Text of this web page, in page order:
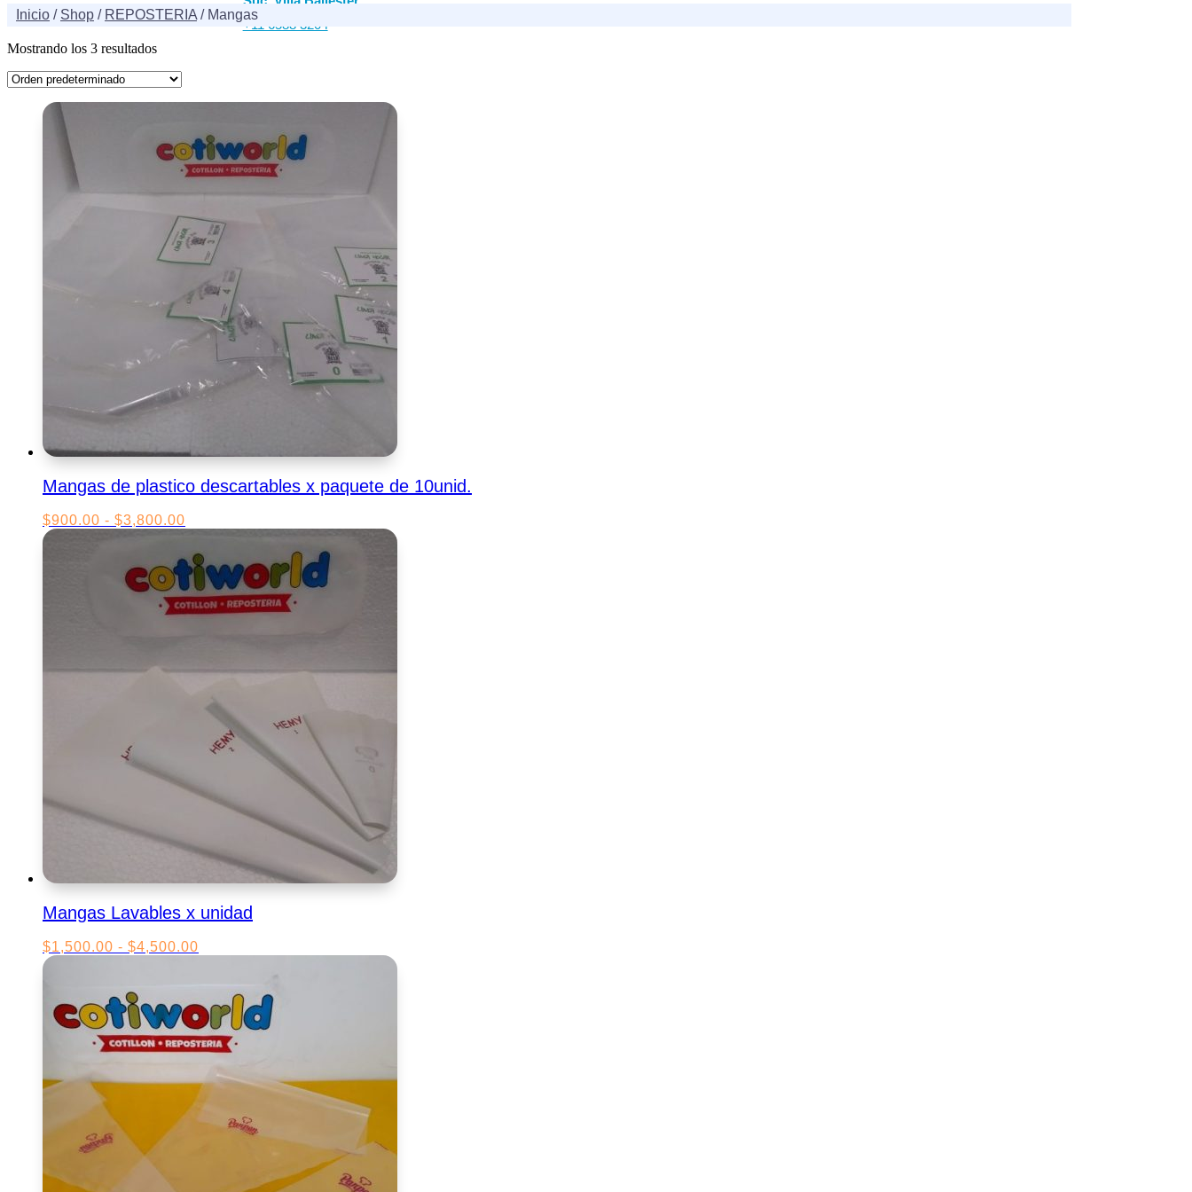
+11 6588 3204
Inicio / Shop / REPOSTERIA / Mangas
Mostrando los 3 resultados
Mangas de plastico descartables x paquete de 10unid.
$900.00 - $3,800.00
precios:
desde
$900.00
hasta
$3,800.00
Mangas Lavables x unidad
$1,500.00 - $4,500.00
desde
$1,500.00
hasta
$4,500.00